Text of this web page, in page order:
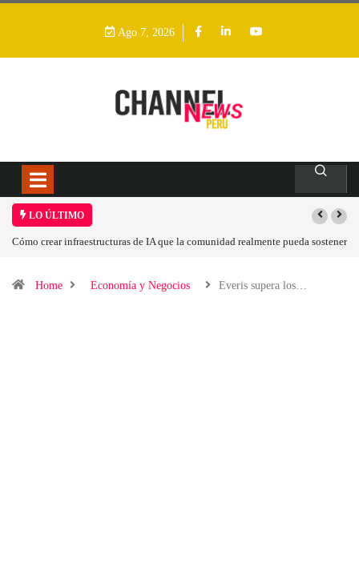
Ago 7, 2026
LO ÚLTIMO
realmente pueda sostenerLas tarjetas gráficas RDNA 5 ya están en fase
Home Economía y Negocios Everis supera los…